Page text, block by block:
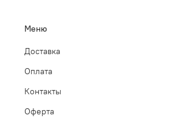
Меню
Доставка
Оплата
Контакты
Оферта